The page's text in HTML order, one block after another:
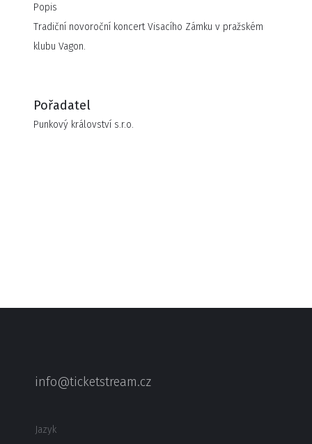
Popis
Tradiční novoroční koncert Visacího Zámku v pražském
klubu Vagon.
Pořadatel
Punkový království s.r.o.
info@ticketstream.cz
Jazyk